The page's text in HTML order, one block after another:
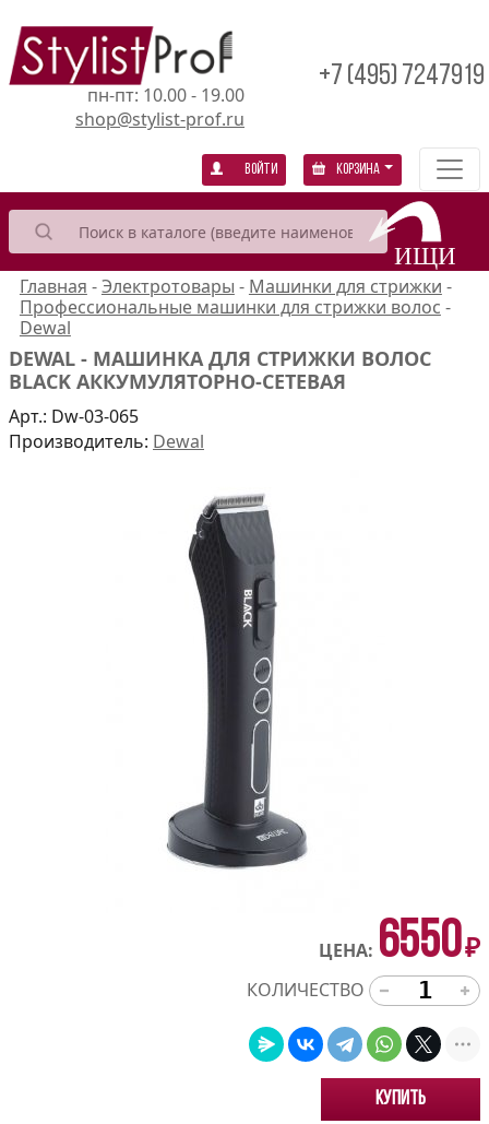
пн-пт: 10.00 - 19.00
shop@stylist-prof.ru
+7 (495) 7247919
Войти Корзина
Главная -Электротовары - Машинки для стрижки -
Профессиональные машинки для стрижки волос -
Dewal
DEWAL - МАШИНКА ДЛЯ СТРИЖКИ ВОЛОС
BLACK АККУМУЛЯТОРНО-СЕТЕВАЯ
Арт.: Dw-03-065
Производитель: Dewal
ЦЕНА: 6550₽
КОЛИЧЕСТВО
Купить